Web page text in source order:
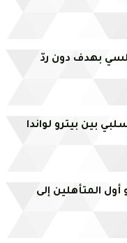
بهدف دون ردّ
بين بيترو لواندا
المتأهلين إلى